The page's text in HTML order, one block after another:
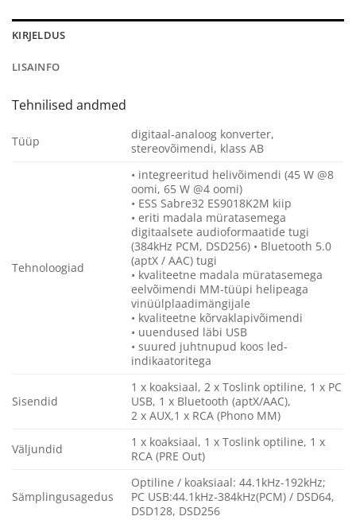
KIRJELDUS
LISAINFO
Tehnilised andmed
Tüüp
digitaal-analoog konverter,
stereovõimendi, klass AB
Tehnoloogiad
• integreeritud helivõimendi (45 W @8
oomi, 65 W @4 oomi)
• ESS Sabre32 ES9018K2M kiip
• eriti madala müratasemega
digitaalsete audioformaatide tugi
(384kHz PCM, DSD256) • Bluetooth 5.0
(aptX / AAC) tugi
• kvaliteetne madala müratasemega
eelvõimendi MM-tüüpi helipeaga
vinüülplaadimängijale
• kvaliteetne kõrvaklapivõimendi
• uuendused läbi USB
• suured juhtnupud koos led-
indikaatoritega
Sisendid
1 x koaksiaal, 2 x Toslink optiline, 1 x PC
USB, 1 x Bluetooth (aptX/AAC),
2 x AUX,1 x RCA (Phono MM)
Väljundid
1 x koaksiaal, 1 x Toslink optiline, 1 x
RCA (PRE Out)
Sämplingusagedus
Optiline / koaksiaal: 44.1kHz-192kHz;
PC USB:44.1kHz-384kHz(PCM) / DSD64,
DSD128, DSD256